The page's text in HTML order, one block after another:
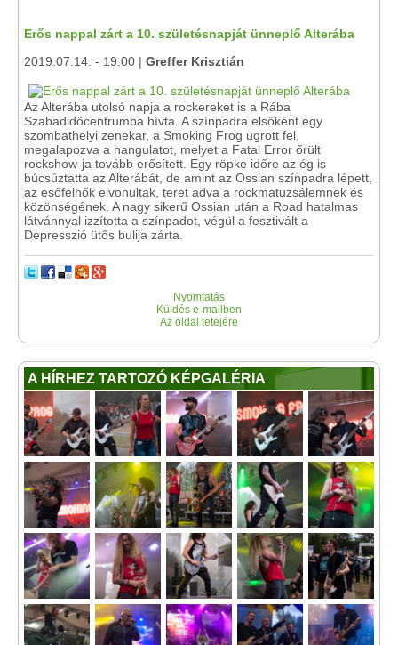
Erős nappal zárt a 10. születésnapját ünneplő Alterába
2019.07.14. - 19:00 | Greffer Krisztián
Az Alterába utolsó napja a rockereket is a Rába
Szabadidőcentrumba hívta. A színpadra elsőként egy
szombathelyi zenekar, a Smoking Frog ugrott fel,
megalapozva a hangulatot, melyet a Fatal Error őrült
rockshow-ja tovább erősített. Egy röpke időre az ég is
búcsúztatta az Alterábát, de amint az Ossian színpadra lépett,
az esőfelhők elvonultak, teret adva a rockmatuzsálemnek és
közönségének. A nagy sikerű Ossian után a Road hatalmas
látvánnyal izzította a színpadot, végül a fesztivált a
Depresszió ütős bulija zárta.
Nyomtatás
Küldés e-mailben
Az oldal tetejére
A HÍRHEZ TARTOZÓ KÉPGALÉRIA